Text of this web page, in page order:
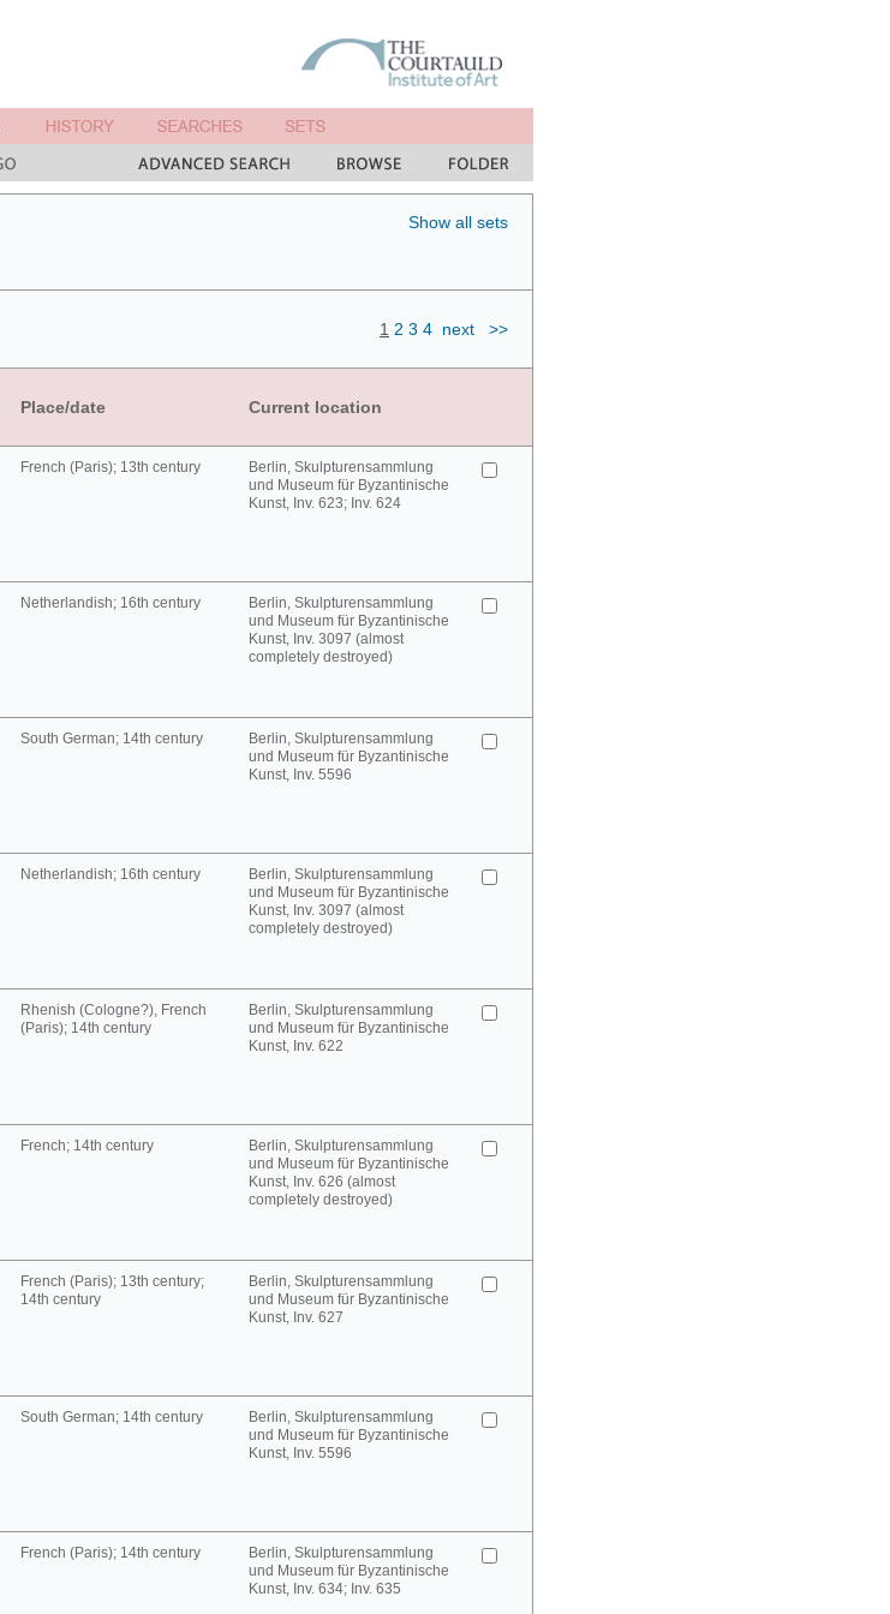
Show all sets
1 2 3 4 next >>
Place/date Current location
French (Paris); 13th century
Berlin, Skulpturensammlung
und Museum für Byzantinische
Kunst, Inv. 623; Inv. 624
Netherlandish; 16th century
Berlin, Skulpturensammlung
und Museum für Byzantinische
Kunst, Inv. 3097 (almost
completely destroyed)
South German; 14th century
Berlin, Skulpturensammlung
und Museum für Byzantinische
Kunst, Inv. 5596
Netherlandish; 16th century
Berlin, Skulpturensammlung
und Museum für Byzantinische
Kunst, Inv. 3097 (almost
completely destroyed)
Rhenish (Cologne?), French
(Paris); 14th century
Berlin, Skulpturensammlung
und Museum für Byzantinische
Kunst, Inv. 622
French; 14th century
Berlin, Skulpturensammlung
und Museum für Byzantinische
Kunst, Inv. 626 (almost
completely destroyed)
French (Paris); 13th century;
14th century
Berlin, Skulpturensammlung
und Museum für Byzantinische
Kunst, Inv. 627
South German; 14th century
Berlin, Skulpturensammlung
und Museum für Byzantinische
Kunst, Inv. 5596
French (Paris); 14th century
Berlin, Skulpturensammlung
und Museum für Byzantinische
Kunst, Inv. 634; Inv. 635